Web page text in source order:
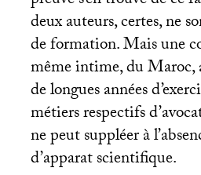
deux auteurs, certes, ne
de formation. Mais une
même intime, du Maroc,
de longues années
métiers respectifs
ne peut suppléer à
d’apparat scientifique.